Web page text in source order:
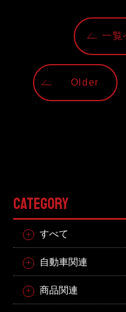
東邦グループの採用
東邦グループからの
東邦コラム
お問い合わせ
YouTube
一覧
Older
CATEGORY
すべて
自動車関連
商品関連